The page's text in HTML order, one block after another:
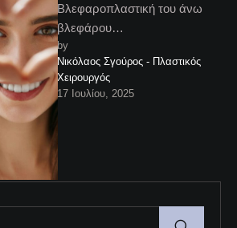
Bλεφαροπλαστική του άνω
βλεφάρου
Η Bλεφαροπλαστική του άνω
βλεφάρου είναι η πιο συχνή
επέμβαση στις Ηνωμένες
by
Νικόλαος Σγούρος - Πλαστικός
Χειρουργός
17 Ιουλίου, 2025